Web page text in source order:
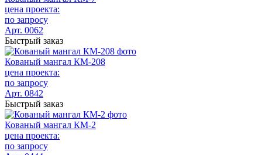
цена проекта:
по запросу
Арт. 0062
Быстрый заказ
Кованый мангал КМ-208
цена проекта:
по запросу
Арт. 0842
Быстрый заказ
Кованый мангал КМ-2
цена проекта:
по запросу